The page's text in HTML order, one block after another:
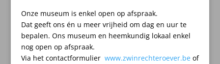
Onze museum is enkel open op afspraak.
Dat geeft ons én u meer vrijheid om dag en uur te
bepalen. Ons museum en heemkundig lokaal enkel
nog open op afspraak.
Via het contactformulier www.zwinrechteroever.be of